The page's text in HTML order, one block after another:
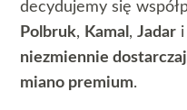
decydujemy się
Polbruk, Kamal ,Jadar i
niezmiennie
miano premium.